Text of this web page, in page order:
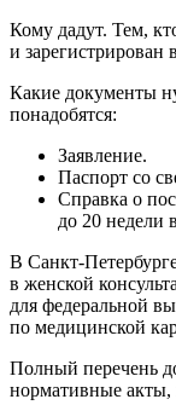
Кому дадут. Тем,
и
Какие документы
понадобятся:
Заявление.
Паспорт со
Справка о
до 20 недели
В Санкт-
в женской
для федеральной
по медицинской
Полный перечень
нормативные